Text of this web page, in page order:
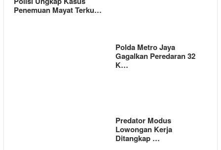
Penemuan Mayat Terku…
Polda Metro Jaya
Gagalkan Peredaran 32
K…
Predator Modus
Lowongan Kerja
Ditangkap …